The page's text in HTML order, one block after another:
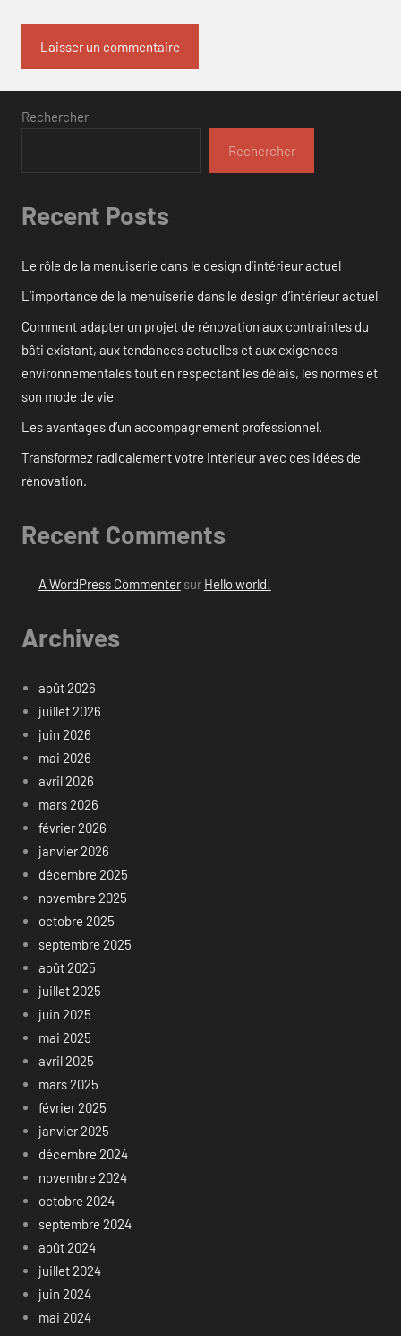
Rechercher
Rechercher
Recent Posts
Le rôle de la menuiserie dans le design d’intérieur actuel
L’importance de la menuiserie dans le design d’intérieur actuel
Comment adapter un projet de rénovation aux contraintes du
bâti existant, aux tendances actuelles et aux exigences
environnementales tout en respectant les délais, les normes et
son mode de vie
Les avantages d’un accompagnement professionnel.
Transformez radicalement votre intérieur avec ces idées de
rénovation.
Recent Comments
A WordPress Commentersur Hello world!
Archives
août 2026
juillet 2026
juin 2026
mai 2026
avril 2026
mars 2026
février 2026
janvier 2026
décembre 2025
novembre 2025
octobre 2025
septembre 2025
août 2025
juillet 2025
juin 2025
mai 2025
avril 2025
mars 2025
février 2025
janvier 2025
décembre 2024
novembre 2024
octobre 2024
septembre 2024
août 2024
juillet 2024
juin 2024
mai 2024